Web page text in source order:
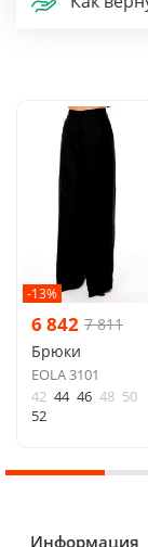
-13%
6 842 7 811
Брюки
EOLA 3101
42 44 46 48 50
52
Информация